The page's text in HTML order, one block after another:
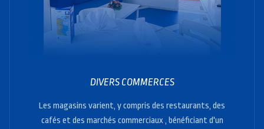
DIVERS COMMERCES
Les magasins varient, y compris des restaurants, des
cafés et des marchés commerciaux , bénéficiant d'un